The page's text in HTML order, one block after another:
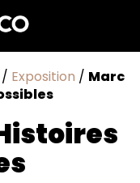
/ Exposition / Marc